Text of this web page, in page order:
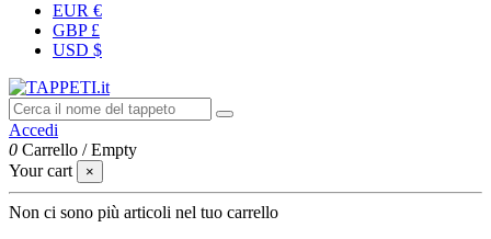
EUR €
GBP £
USD $
Accedi
0 Carrello /Empty
Your cart
×
Non ci sono più articoli nel tuo carrello